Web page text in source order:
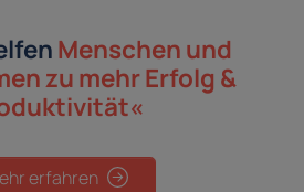
Menschen und
zu mehr Erfolg &
erfahren